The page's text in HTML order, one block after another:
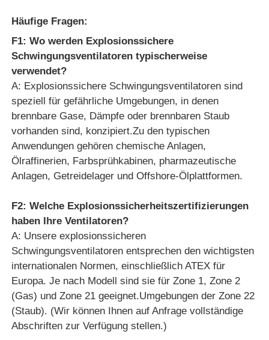
Häufige Fragen:
F1: Wo werden Explosionssichere
Schwingungsventilatoren typischerweise
verwendet?
A: Explosionssichere Schwingungsventilatoren sind
speziell für gefährliche Umgebungen, in denen
brennbare Gase, Dämpfe oder brennbaren Staub
vorhanden sind, konzipiert.Zu den typischen
Anwendungen gehören chemische Anlagen,
Ölraffinerien, Farbsprühkabinen, pharmazeutische
Anlagen, Getreidelager und Offshore-Ölplattformen.
F2: Welche Explosionssicherheitszertifizierungen
haben Ihre Ventilatoren?
A: Unsere explosionssicheren
Schwingungsventilatoren entsprechen den wichtigsten
internationalen Normen, einschließlich ATEX für
Europa. Je nach Modell sind sie für Zone 1, Zone 2
(Gas) und Zone 21 geeignet.Umgebungen der Zone 22
(Staub). (Wir können Ihnen auf Anfrage vollständige
Abschriften zur Verfügung stellen.)